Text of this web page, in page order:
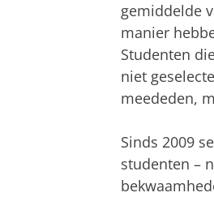
gemiddelde
manier
Studenten
niet
meededen,
Sinds 2009
studenten –